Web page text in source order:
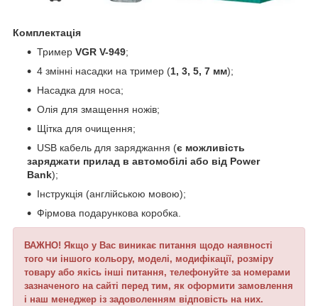
Комплектація
Тример VGR V-949;
4 змінні насадки на тример (1, 3, 5, 7 мм);
Насадка для носа;
Олія для змащення ножів;
Щітка для очищення;
USB кабель для заряджання (є можливість
заряджати прилад в автомобілі або від Power
Bank);
Інструкція (англійською мовою);
Фірмова подарункова коробка.
ВАЖНО! Якщо у Вас виникає питання щодо наявності
того чи іншого кольору, моделі, модифікації, розміру
товару або якісь інші питання, телефонуйте за номерами
зазначеного на сайті перед тим, як оформити замовлення
і наш менеджер із задоволенням відповість на них.